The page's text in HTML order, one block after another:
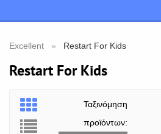
Excellent Restart For Kids
Restart For Kids
Ταξινόμηση
προϊόντων: